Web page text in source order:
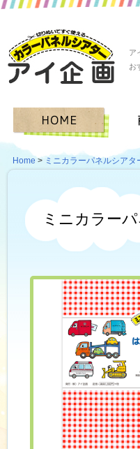
ア
お
Home > ミニカラーパネルシアタ
ミニカラー